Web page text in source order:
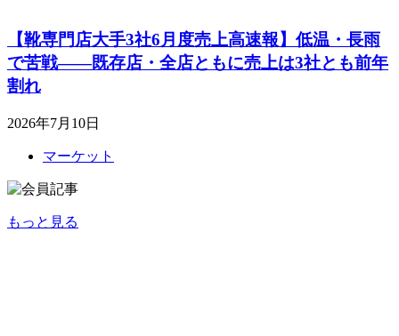
【靴専門店大手3社6月度売上高速報】低温・長雨
で苦戦――既存店・全店ともに売上は3社とも前年
割れ
2026年7月10日
マーケット
もっと見る